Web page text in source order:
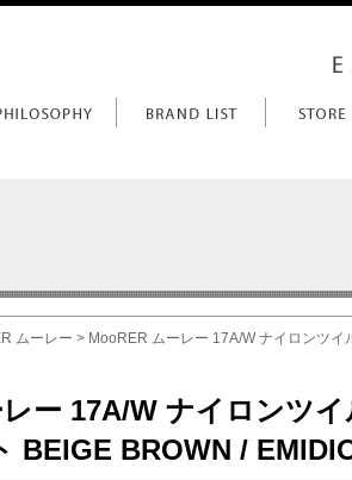
ムーレー > MooRER ムーレー 17A/W ナイロンツ
ー 17A/W ナイロンツ
BEIGE BROWN /